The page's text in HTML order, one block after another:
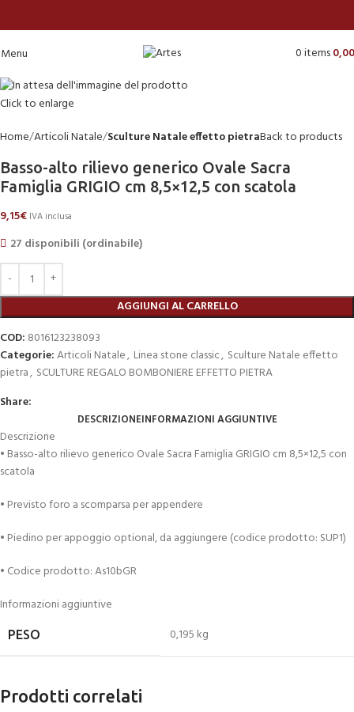
Menu 0items0,00
Click to enlarge
Home Articoli Natale Sculture Natale effetto pietraBack to products
Basso-alto rilievo generico Ovale Sacra
Famiglia GRIGIO cm 8,5×12,5 con scatola
9,15€ IVA inclusa
27 disponibili (ordinabile)
AGGIUNGI AL CARRELLO
COD: 8016123238093
Categorie:Articoli Natale, Linea stone classic, Sculture Natale effetto
pietra, SCULTURE REGALO BOMBONIERE EFFETTO PIETRA
Share:
DESCRIZIONEINFORMAZIONI AGGIUNTIVE
Descrizione
• Basso-alto rilievo generico Ovale Sacra Famiglia GRIGIO cm 8,5×12,5 con
scatola
• Previsto foro a scomparsa per appendere
• Piedino per appoggio optional, da aggiungere (codice prodotto: SUP1)
• Codice prodotto: As10bGR
Informazioni aggiuntive
PESO 0,195 kg
Prodotti correlati